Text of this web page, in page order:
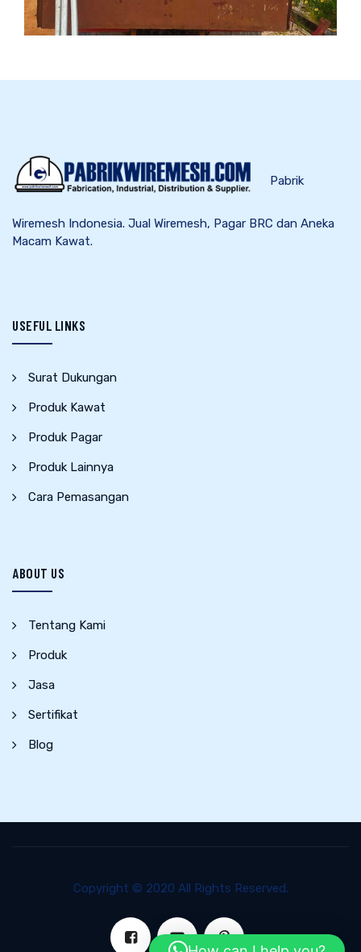
Pabrik
Wiremesh Indonesia. Jual Wiremesh, Pagar BRC dan Aneka
Macam Kawat.
USEFUL LINKS
Surat Dukungan
Produk Kawat
Produk Pagar
Produk Lainnya
Cara Pemasangan
ABOUT US
Tentang Kami
Produk
Jasa
Sertifikat
Blog
Copyright © 2020 All Rights Reserved.